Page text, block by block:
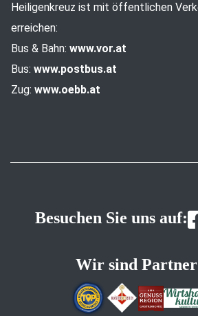
Heiligenkreuz ist mit öffentlichen
erreichen:
Bus & Bahn: www.vor.at
Bus: www.postbus.at
Zug: www.oebb.at
Besuchen Sie uns auf:
Wir sind